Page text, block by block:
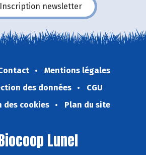
Inscription newsletter
Mentions légales
des données
CGU
des cookies
Plan du site
Lunel